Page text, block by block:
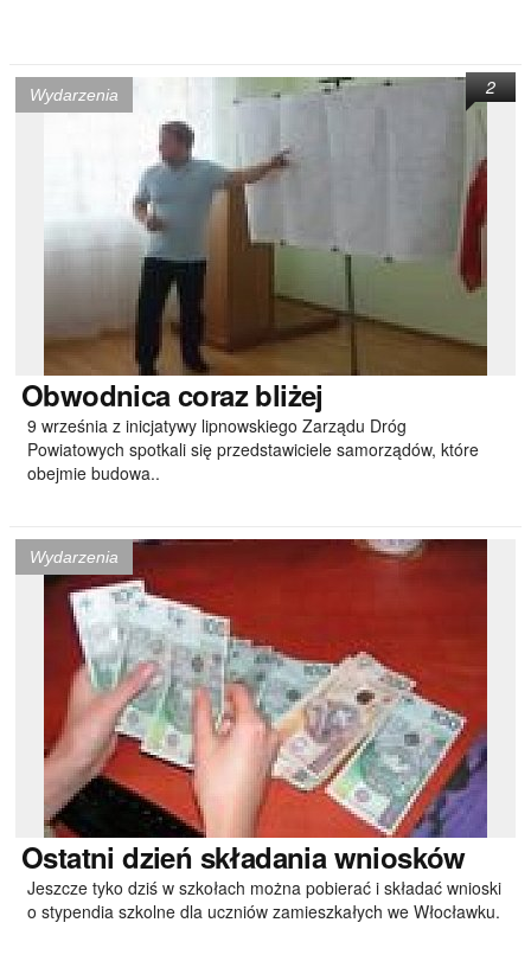
Wydarzenia
Obwodnicacoraz bliżej
9 września z inicjatywy lipnowskiego Zarządu Dróg
Powiatowych spotkali się przedstawiciele samorządów, które
obejmie budowa..
2
Wydarzenia
Ostatni dzień składania wniosków
Jeszcze tyko dziś w szkołach można pobierać i składać wnioski
o stypendia szkolne dla uczniów zamieszkałych we Włocławku.